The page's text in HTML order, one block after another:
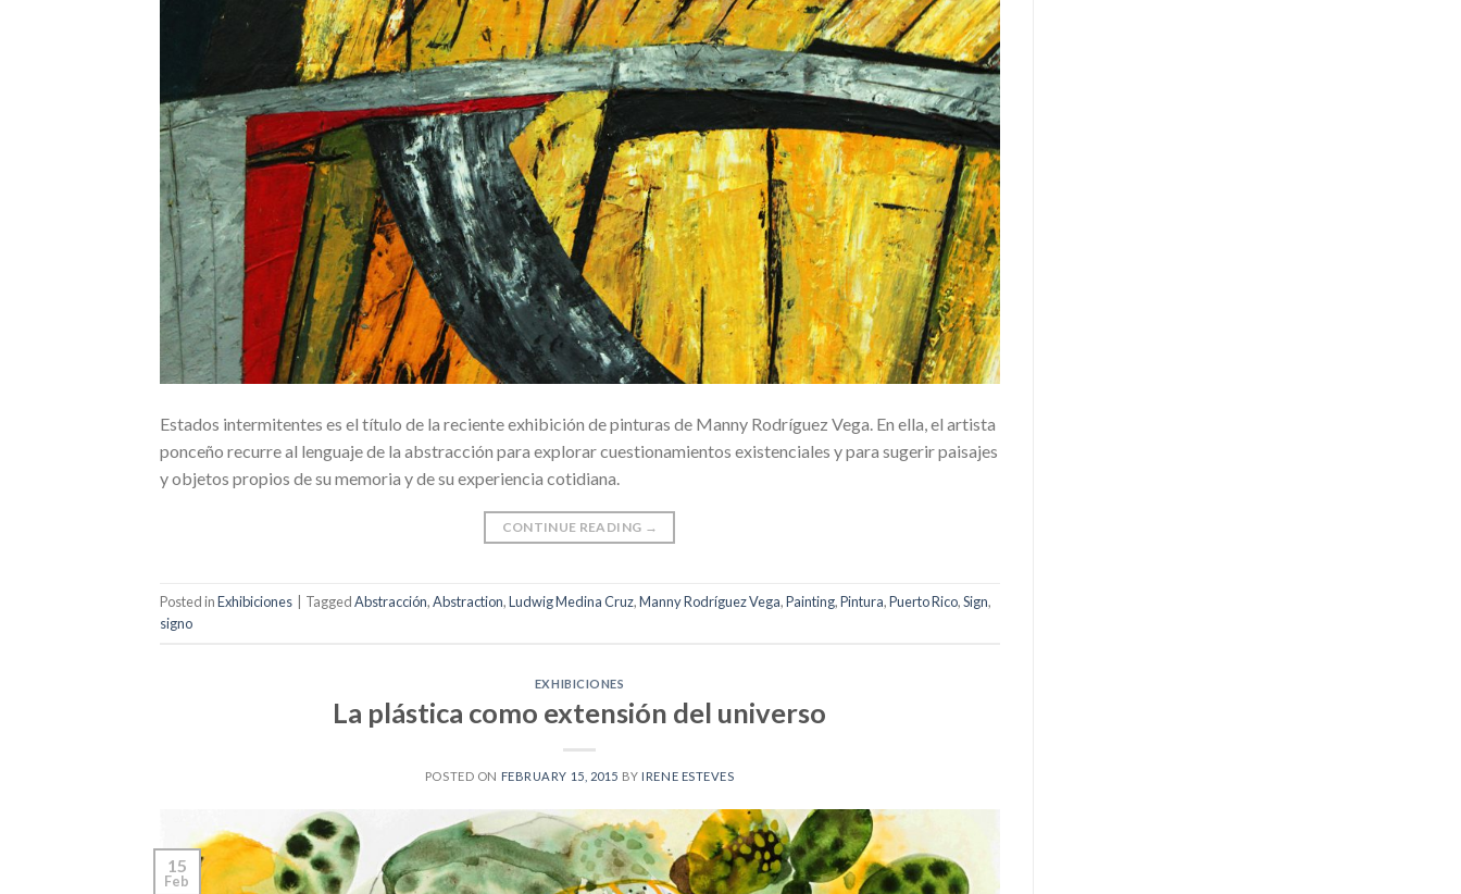
Estados intermitentes es el título de la reciente exhibición de pinturas de Manny Rodríguez Vega. En ella, el artista
ponceño recurre al lenguaje de la abstracción para explorar cuestionamientos existenciales y para sugerir paisajes
y objetos propios de su memoria y de su experiencia cotidiana.
CONTINUE READING →
Posted inExhibiciones TaggedAbstracción,Abstraction,Ludwig Medina Cruz,Manny Rodríguez Vega,Painting,Pintura,Puerto Rico,Sign,
signo
EXHIBICIONES
La plástica como extensión del universo
POSTED ON FEBRUARY 15, 2015 BY IRENE ESTEVES
15
Feb